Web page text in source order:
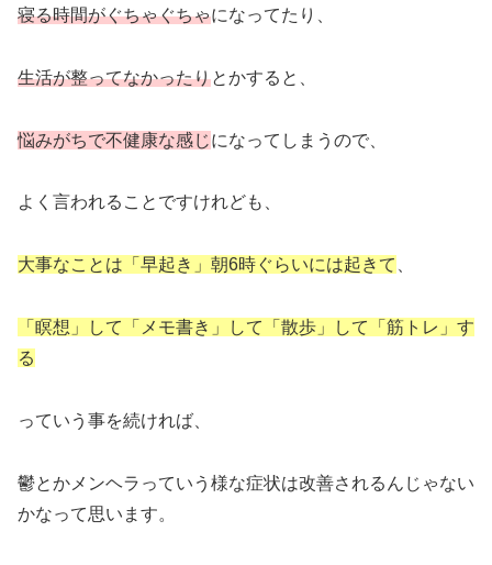
寝る時間がぐちゃぐちゃになってたり、
生活が整ってなかったりとかすると、
悩みがちで不健康な感じになってしまうので、
よく言われることですけれども、
大事なことは「早起き」朝6時ぐらいには起きて
「瞑想」して「メモ書き」して「散歩」して「筋トレ」す
る
っていう事を続ければ、
鬱とかメンヘラっていう様な症状は改善されるんじゃない
かなって思います。